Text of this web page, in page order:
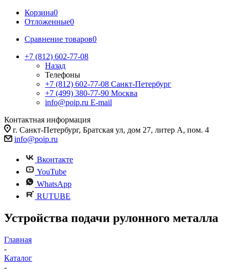
Корзина0
Отложенные0
Сравнение товаров0
+7 (812) 602-77-08
Назад
Телефоны
+7 (812) 602-77-08 Санкт-Петербург
+7 (499) 380-77-90 Москва
info@poip.ru E-mail
Контактная информация
г. Санкт-Петербург, Братская ул, дом 27, литер А, пом. 4
info@poip.ru
Вконтакте
YouTube
WhatsApp
RUTUBE
Устройства подачи рулонного металла
Главная
-
Каталог
-